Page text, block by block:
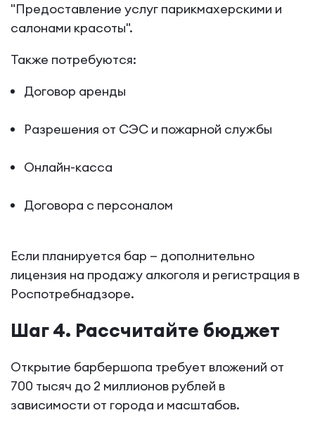
"Предоставление услуг парикмахерскими и
салонами красоты".
Также потребуются:
Договор аренды
Разрешения от СЭС и пожарной службы
Онлайн-касса
Договора с персоналом
Если планируется бар — дополнительно
лицензия на продажу алкоголя и регистрация в
Роспотребнадзоре.
Шаг 4. Рассчитайте бюджет
Открытие барбершопа требует вложений от
700 тысяч до 2 миллионов рублей в
зависимости от города и масштабов.